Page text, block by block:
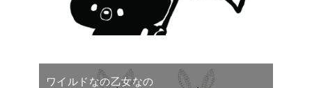
ワイルドなの乙女なの